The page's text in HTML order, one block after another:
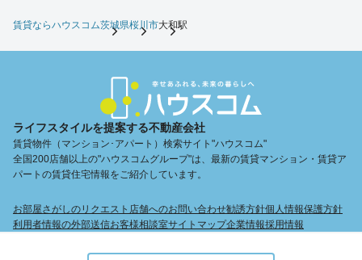
賃貸ならハウスコム茨城県桜川市大和駅
ライフスタイルを提案する不動産会社
賃貸物件（マンション･アパート）検索サイト"ハウスコム"
全国200店舗以上の"ハウスコムグループ"は、最新の賃貸マンション・賃貸ア
パートの賃貸住宅情報をご紹介しています。
お部屋さがしのリクエスト 店舗へのお問い合わせ勧誘方針個人情報保護方針
利用者情報の外部送信お客様相談室サイトマップ企業情報採用情報